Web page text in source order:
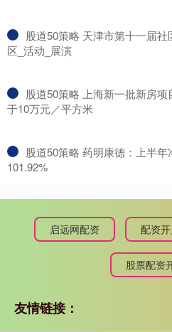
股道50策略 天津市第十一届
区_活动_展演
股道50策略 上海新一批新房
于10万元／平方米
股道50策略 药明康德：上半
101.92%
启远网配资 配资
股票配资
友情链接：